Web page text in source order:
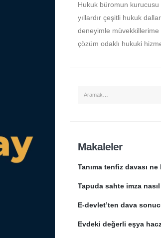
Hukuk büromun
yıllardır çeşitli hukuk
deneyimle
çözüm odaklı hukuki
Makaleler
Tanıma tenfiz davası
Tapuda sahte imza
E-devlet’ten dava
Evdeki değerli eşya